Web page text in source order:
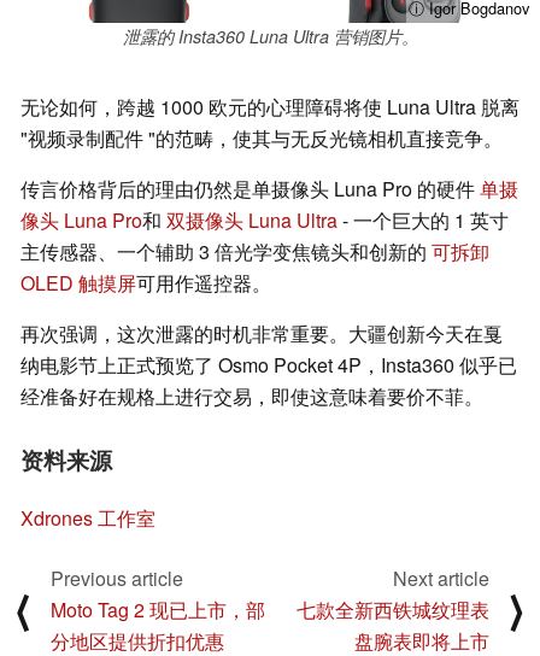
ⓘ Igor Bogdanov
泄露的 Insta360 Luna Ultra 营销图片。
无论如何，跨越 1000 欧元的心理障碍将使 Luna Ultra 脱离
"视频录制配件 "的范畴，使其与无反光镜相机直接竞争。
传言价格背后的理由仍然是单摄像头 Luna Pro 的硬件单摄
像头 Luna Pro和 双摄像头 Luna Ultra- 一个巨大的 1 英寸
主传感器、一个辅助 3 倍光学变焦镜头和创新的 可拆卸
OLED 触摸屏可用作遥控器。
再次强调，这次泄露的时机非常重要。大疆创新今天在戛
纳电影节上正式预览了 Osmo Pocket 4P，Insta360 似乎已
经准备好在规格上进行交易，即使这意味着要价不菲。
资料来源
Xdrones 工作室
⟨
Previous article
Moto Tag 2 现已上市，部
分地区提供折扣优惠
Next article
七款全新西铁城纹理表
盘腕表即将上市
⟩